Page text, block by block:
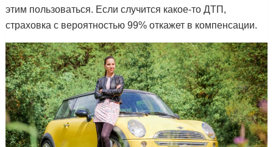
этим пользоваться. Если случится какое-то ДТП,
страховка с вероятностью 99% откажет в компенсации.